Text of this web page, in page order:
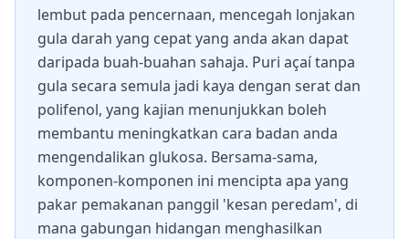
lembut pada pencernaan, mencegah lonjakan
gula darah yang cepat yang anda akan dapat
daripada buah-buahan sahaja. Puri açaí tanpa
gula secara semula jadi kaya dengan serat dan
polifenol, yang kajian menunjukkan boleh
membantu meningkatkan cara badan anda
mengendalikan glukosa. Bersama-sama,
komponen-komponen ini mencipta apa yang
pakar pemakanan panggil 'kesan peredam', di
mana gabungan hidangan menghasilkan